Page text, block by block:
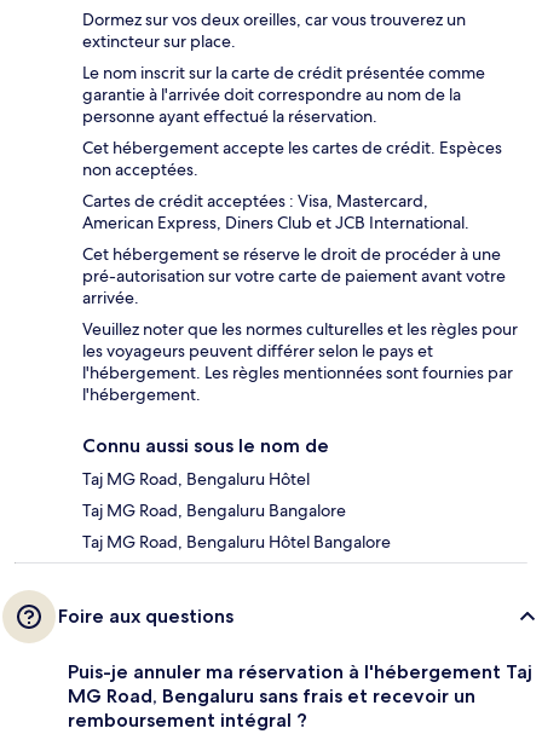
Dormez sur vos deux oreilles, car vous trouverez un
extincteur sur place.
Le nom inscrit sur la carte de crédit présentée comme
garantie à l'arrivée doit correspondre au nom de la
personne ayant effectué la réservation.
Cet hébergement accepte les cartes de crédit. Espèces
non acceptées.
Cartes de crédit acceptées : Visa, Mastercard,
American Express, Diners Club et JCB International.
Cet hébergement se réserve le droit de procéder à une
pré-autorisation sur votre carte de paiement avant votre
arrivée.
Veuillez noter que les normes culturelles et les règles pour
les voyageurs peuvent différer selon le pays et
l'hébergement. Les règles mentionnées sont fournies par
l'hébergement.
Connu aussi sous le nom de
Taj MG Road, Bengaluru Hôtel
Taj MG Road, Bengaluru Bangalore
Taj MG Road, Bengaluru Hôtel Bangalore
Foire aux questions
Puis-je annuler ma réservation à l'hébergement Taj
MG Road, Bengaluru sans frais et recevoir un
remboursement intégral ?